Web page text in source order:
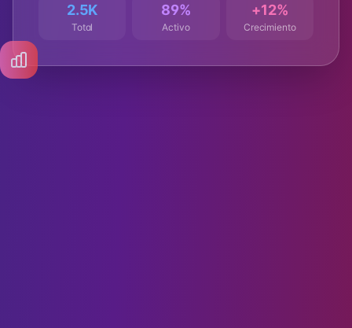
2.5K
Total
89%
Activo
+12%
Crecimiento